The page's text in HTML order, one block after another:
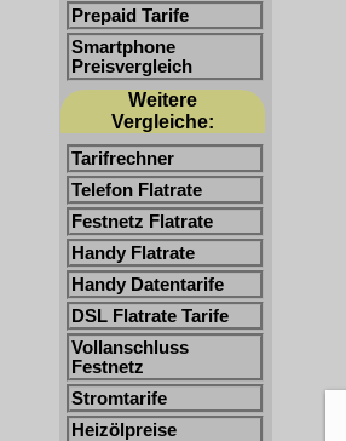
Prepaid Tarife
Smartphone
Preisvergleich
Weitere
Vergleiche:
Tarifrechner
Telefon Flatrate
Festnetz Flatrate
Handy Flatrate
Handy Datentarife
DSL Flatrate Tarife
Vollanschluss
Festnetz
Stromtarife
Heizölpreise